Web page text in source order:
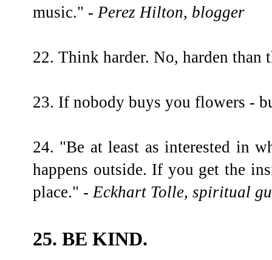
music." - Perez Hilton, blogger
22. Think harder. No, harden than
23. If nobody buys you flowers -
24. "Be at least as interested in
happens outside. If you get the
place." - Eckhart Tolle, spiritual
25. BE KIND.